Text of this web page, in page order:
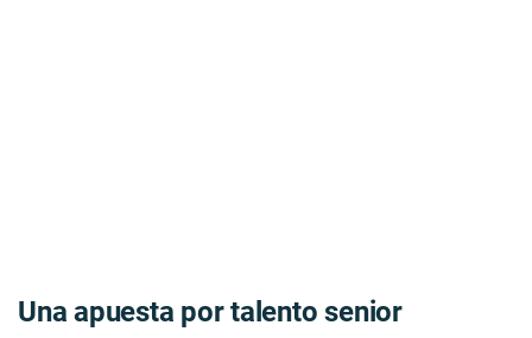
Una apuesta por talento senior